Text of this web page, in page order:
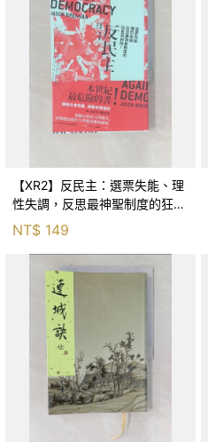
【XR2】反民主：選票失能、理
性失調，反思最神聖制度的狂亂
NT$ 149